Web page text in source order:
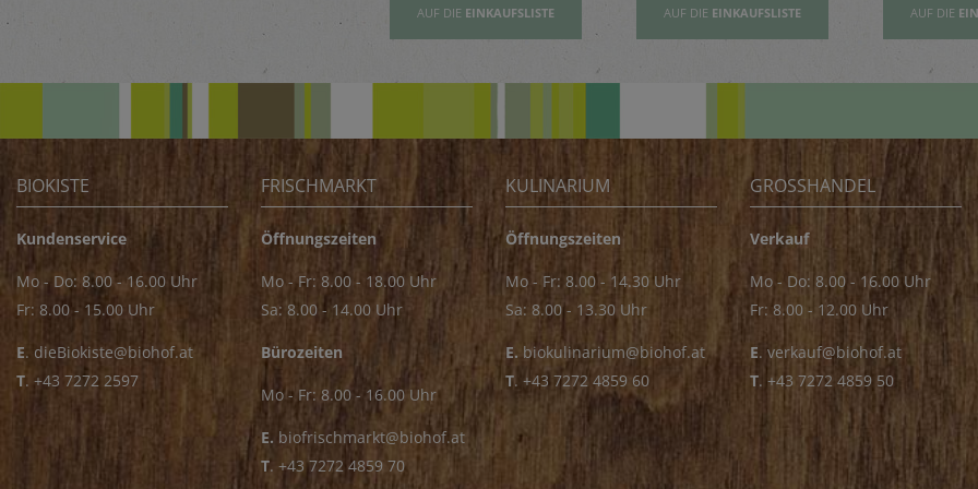
AUF DIE EINKAUFSLISTE AUF DIE EINKAUFSLISTE AUF DIE
BIOKISTE
Kundenservice
Mo - Do: 8.00 - 16.00 Uhr
Fr: 8.00 - 15.00 Uhr
E. dieBiokiste@biohof.at
T. +43 7272 2597
FRISCHMARKT
Öffnungszeiten
Mo - Fr: 8.00 - 18.00 Uhr
Sa: 8.00 - 14.00 Uhr
Bürozeiten
Mo - Fr: 8.00 - 16.00 Uhr
E. biofrischmarkt@biohof.at
T. +43 7272 4859 70
KULINARIUM
Öffnungszeiten
Mo - Fr: 8.00 - 14.30 Uhr
Sa: 8.00 - 13.30 Uhr
E. biokulinarium@biohof.at
T. +43 7272 4859 60
GROSSHANDEL
Verkauf
Mo - Do: 8.00 - 16.00 Uhr
Fr: 8.00 - 12.00 Uhr
E. verkauf@biohof.at
T. +43 7272 4859 50